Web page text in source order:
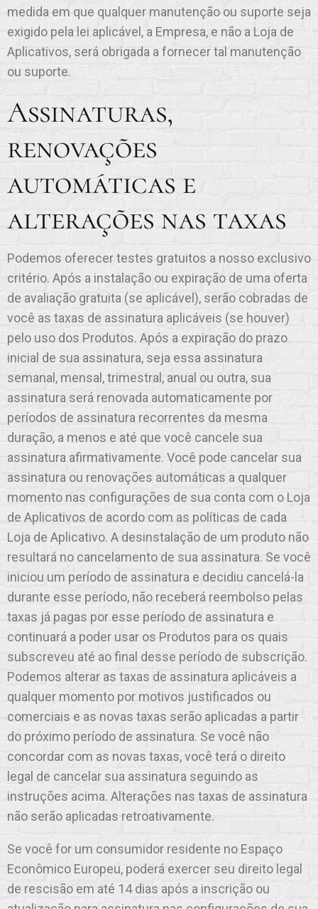
medida em que qualquer manutenção ou suporte seja
exigido pela lei aplicável, a Empresa, e não a Loja de
Aplicativos, será obrigada a fornecer tal manutenção
ou suporte.
Assinaturas,
renovações
automáticas e
alterações nas taxas
Podemos oferecer testes gratuitos a nosso exclusivo
critério. Após a instalação ou expiração de uma oferta
de avaliação gratuita (se aplicável), serão cobradas de
você as taxas de assinatura aplicáveis (se houver)
pelo uso dos Produtos. Após a expiração do prazo
inicial de sua assinatura, seja essa assinatura
semanal, mensal, trimestral, anual ou outra, sua
assinatura será renovada automaticamente por
períodos de assinatura recorrentes da mesma
duração, a menos e até que você cancele sua
assinatura afirmativamente. Você pode cancelar sua
assinatura ou renovações automáticas a qualquer
momento nas configurações de sua conta com o Loja
de Aplicativos de acordo com as políticas de cada
Loja de Aplicativo. A desinstalação de um produto não
resultará no cancelamento de sua assinatura. Se você
iniciou um período de assinatura e decidiu cancelá-la
durante esse período, não receberá reembolso pelas
taxas já pagas por esse período de assinatura e
continuará a poder usar os Produtos para os quais
subscreveu até ao final desse período de subscrição.
Podemos alterar as taxas de assinatura aplicáveis a
qualquer momento por motivos justificados ou
comerciais e as novas taxas serão aplicadas a partir
do próximo período de assinatura. Se você não
concordar com as novas taxas, você terá o direito
legal de cancelar sua assinatura seguindo as
instruções acima. Alterações nas taxas de assinatura
não serão aplicadas retroativamente.
Se você for um consumidor residente no Espaço
Econômico Europeu, poderá exercer seu direito legal
de rescisão em até 14 dias após a inscrição ou